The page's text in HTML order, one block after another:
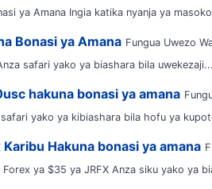
ya Amana Ingia katika nyanja ya
Bonasi ya Amana Fungua Uwezo
safari yako ya biashara bila uwekezaji...
hakuna bonasi ya amana
yako ya kibiashara bila hofu ya
Karibu Hakuna bonasi ya amana
ya $35 ya JRFX Anza siku yako ya